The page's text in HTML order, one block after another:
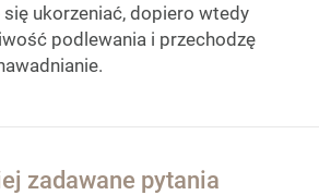
się ukorzeniać, dopiero wtedy
podlewania i przechodzę
zadawane pytania